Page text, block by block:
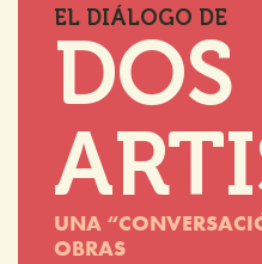
EL DIÁLOGO DE
DOS
UNA
OBRAS